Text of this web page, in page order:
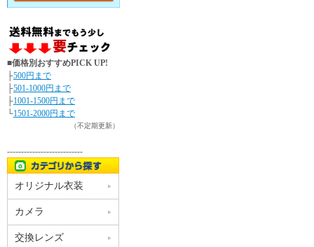
■価格別おすすめPICK UP!
├500円まで
├501-1000円まで
├1001-1500円まで
└1501-2000円まで
（不定期更新）
---------------------------
オリジナル衣装
カメラ
交換レンズ